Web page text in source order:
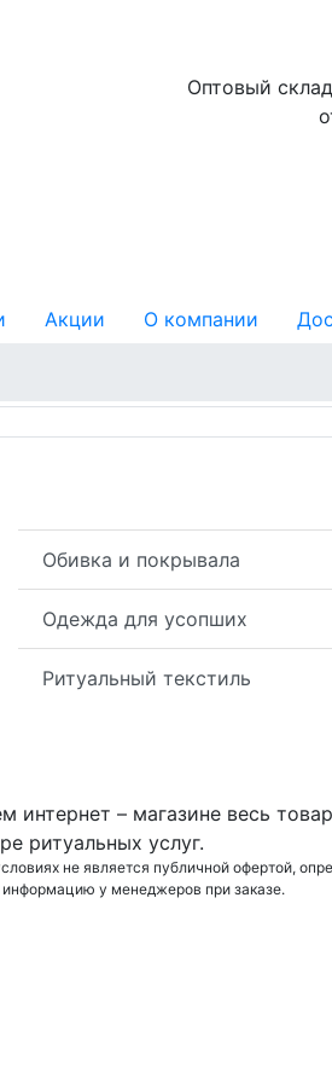
Оптовый
Акции О компании
Обивка и покрывала
Одежда для усопших
Ритуальный текстиль
интернет – магазине весь
ритуальных услуг.
не является публичной офертой,
у менеджеров при заказе.